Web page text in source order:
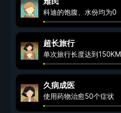
科迪的饱腹、水份均为0
超长旅行
单次旅行长度达到150KM
久病成医
使用药物治愈50个症状